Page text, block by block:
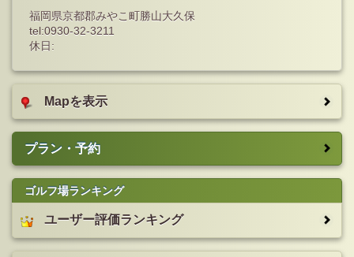
福岡県京都郡みやこ町勝山大久保
tel:0930-32-3211
休日:
Mapを表示
プラン・予約
ゴルフ場ランキング
ユーザー評価ランキング